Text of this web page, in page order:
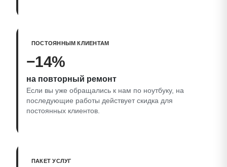
ПОСТОЯННЫМ КЛИЕНТАМ
−14%
на повторный ремонт
Если вы уже обращались к нам по ноутбуку, на
последующие работы действует скидка для
постоянных клиентов.
ПАКЕТ УСЛУГ